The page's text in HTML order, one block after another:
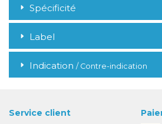
Spécificité
Label
Indication / Contre-indication
Service client